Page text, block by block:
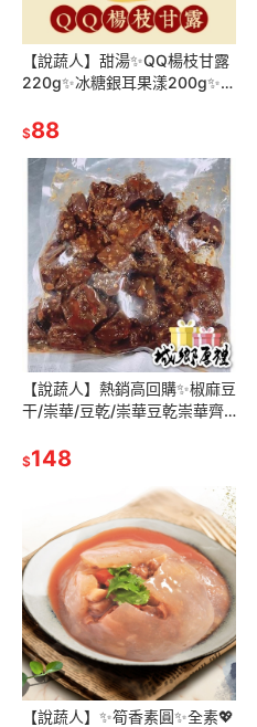
【說蔬人】甜湯✨QQ楊枝甘露
220g✨冰糖銀耳果漾200g✨甜
即飲甜品
$88
【說蔬人】熱銷高回購✨椒麻豆
干/崇華/豆乾/崇華豆乾崇華齊/
熱即食/豆乾/素食滷豆乾
$148
【說蔬人】✨筍香素圓✨全素💖